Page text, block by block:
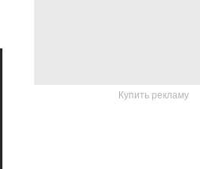
Купить рекламу